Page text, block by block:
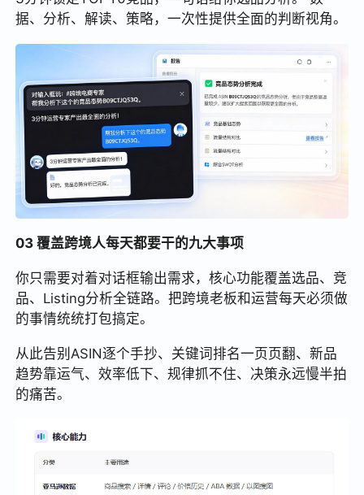
据、分析、解读、策略，一次性提供全面的判断视角。
03 覆盖跨境人每天都要干的九大事项
你只需要对着对话框输出需求，核心功能覆盖选品、竞
品、Listing分析全链路。把跨境老板和运营每天必须做
的事情统统打包搞定。
从此告别ASIN逐个手抄、关键词排名一页页翻、新品
趋势靠运气、效率低下、规律抓不住、决策永远慢半拍
的痛苦。